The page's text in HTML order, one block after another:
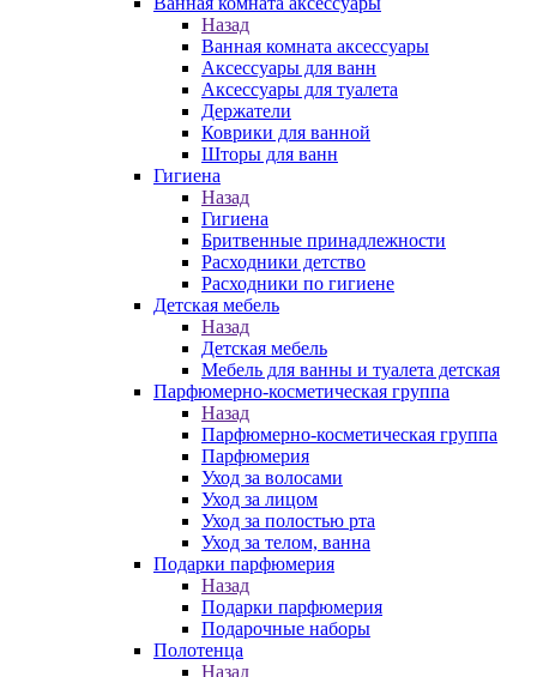
Назад
Ванная комната аксессуары
Аксессуары для ванн
Аксессуары для туалета
Держатели
Коврики для ванной
Шторы для ванн
Гигиена
Назад
Гигиена
Бритвенные принадлежности
Расходники детство
Расходники по гигиене
Детская мебель
Назад
Детская мебель
Мебель для ванны и туалета детская
Парфюмерно-косметическая группа
Назад
Парфюмерно-косметическая группа
Парфюмерия
Уход за волосами
Уход за лицом
Уход за полостью рта
Уход за телом, ванна
Подарки парфюмерия
Назад
Подарки парфюмерия
Подарочные наборы
Полотенца
Назад